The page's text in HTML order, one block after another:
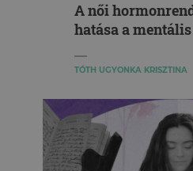
A női
hatása a
TÓTH UGYONKA KRISZTINA